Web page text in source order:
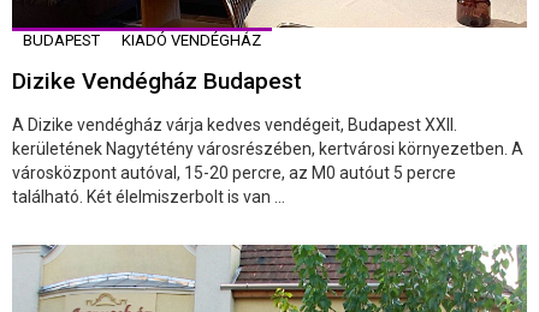
BUDAPEST KIADÓ VENDÉGHÁZ
Dizike Vendégház Budapest
A Dizike vendégház várja kedves vendégeit, Budapest XXII.
kerületének Nagytétény városrészében, kertvárosi környezetben. A
városközpont autóval, 15-20 percre, az M0 autóut 5 percre
található. Két élelmiszerbolt is van ...